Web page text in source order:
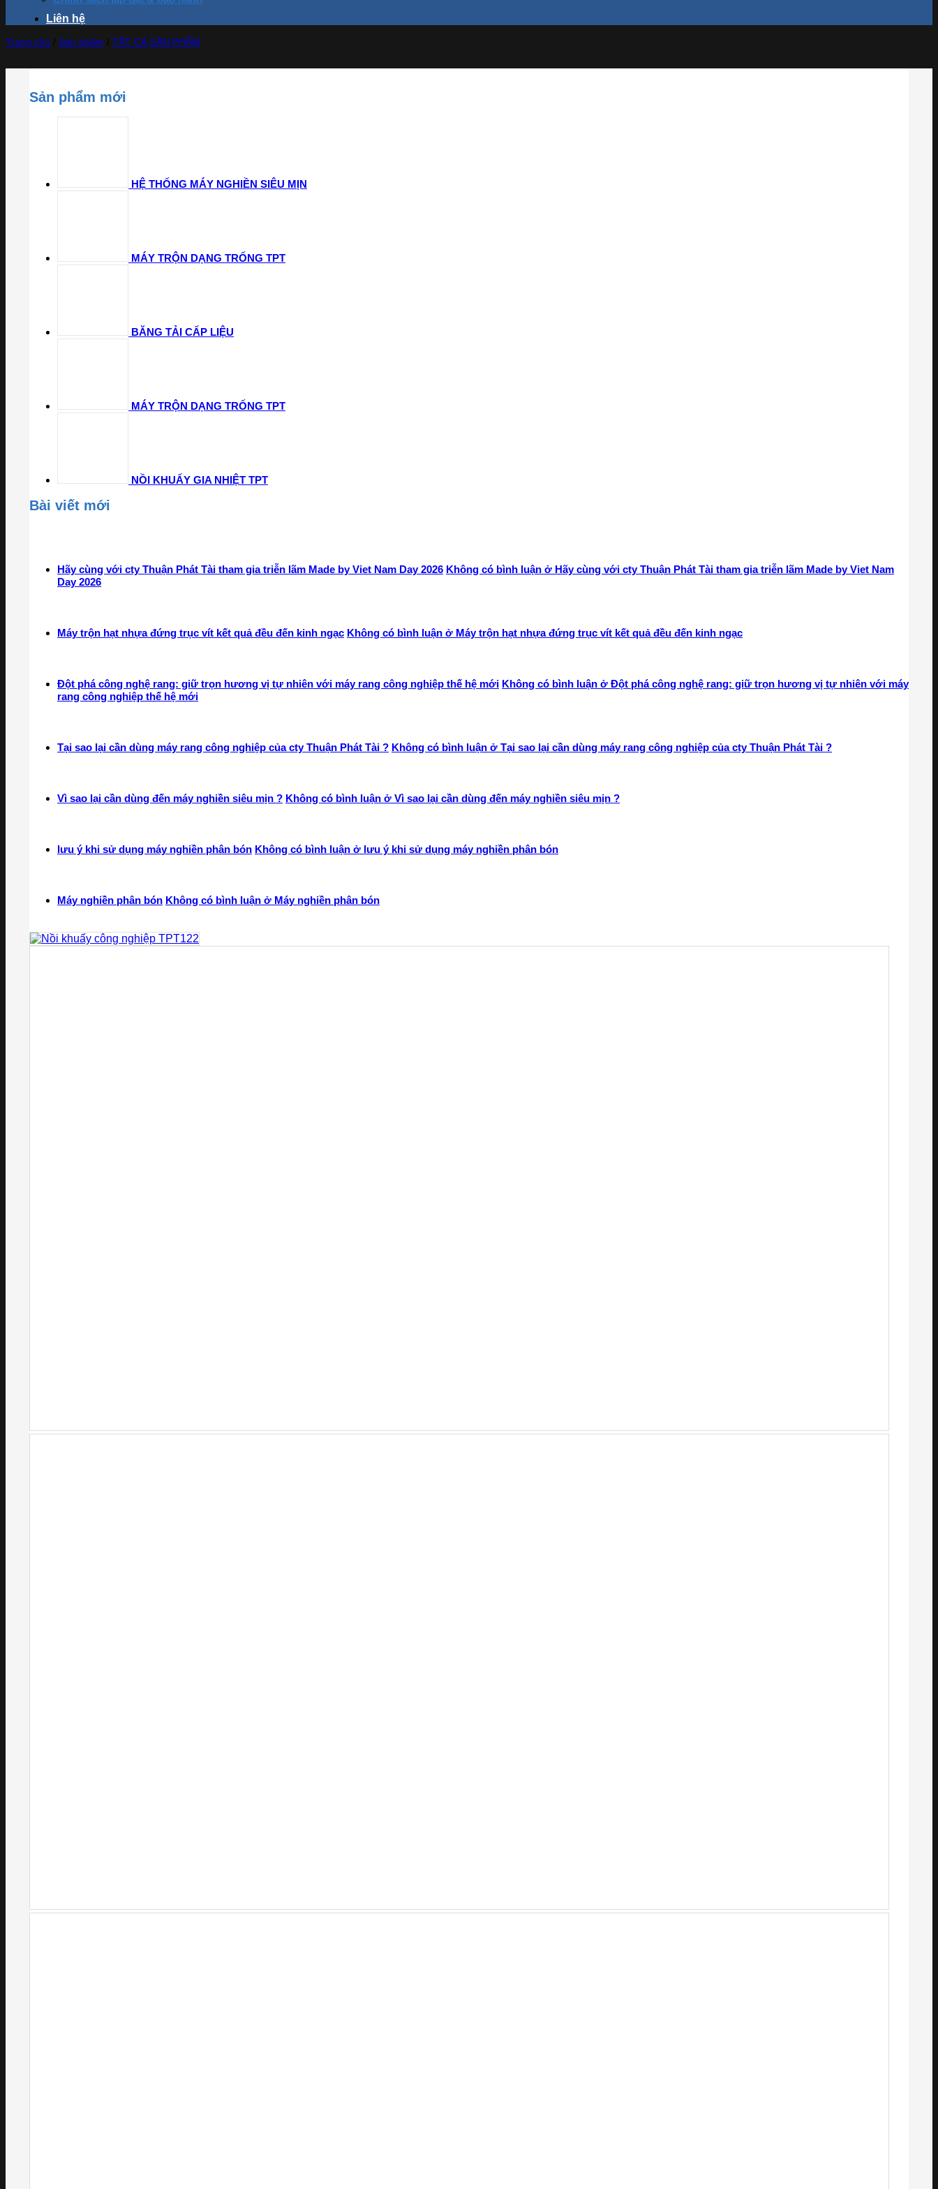
Liên hệ
Trang chủ Sản phẩm TẤT CẢ SẢN PHẨM
Sản phẩm mới
HỆ THỐNG MÁY NGHIỀN SIÊU MỊN
MÁY TRỘN DẠNG TRỐNG TPT
BĂNG TẢI CẤP LIỆU
MÁY TRỘN DẠNG TRỐNG TPT
NỒI KHUẤY GIA NHIỆT TPT
Bài viết mới
Hãy cùng với cty Thuận Phát Tài tham gia triễn lãm Made by Viet Nam Day 2026 Không có bình luận ở Hãy cùng với cty Thuận Phát Tài tham gia triễn lãm Made by Viet Nam
Day 2026
Máy trộn hạt nhựa đứng trục vít kết quả đều đến kinh ngạc Không có bình luận ở Máy trộn hạt nhựa đứng trục vít kết quả đều đến kinh ngạc
Đột phá công nghệ rang: giữ trọn hương vị tự nhiên với máy rang công nghiệp thế hệ mới Không có bình luận ở Đột phá công nghệ rang: giữ trọn hương vị tự nhiên với máy
rang công nghiệp thế hệ mới
Tại sao lại cần dùng máy rang công nghiệp của cty Thuận Phát Tài ? Không có bình luận ở Tại sao lại cần dùng máy rang công nghiệp của cty Thuận Phát Tài ?
Vì sao lại cần dùng đến máy nghiền siêu mịn ? Không có bình luận ở Vì sao lại cần dùng đến máy nghiền siêu mịn ?
lưu ý khi sử dụng máy nghiền phân bón Không có bình luận ở lưu ý khi sử dụng máy nghiền phân bón
Máy nghiền phân bón Không có bình luận ở Máy nghiền phân bón